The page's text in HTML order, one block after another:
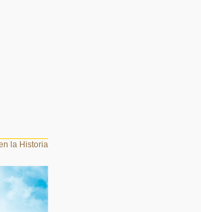
la Historia